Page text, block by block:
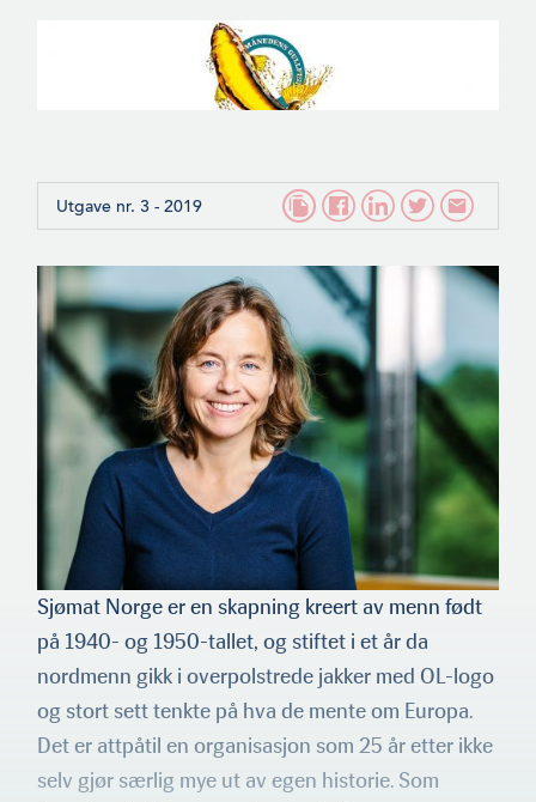
Utgave nr. 3 - 2019
Sjømat Norge er en skapning kreert av menn født
på 1940- og 1950-tallet, og stiftet i et år da
nordmenn gikk i overpolstrede jakker med OL-logo
og stort sett tenkte på hva de mente om Europa.
Det er attpåtil en organisasjon som 25 år etter ikke
selv gjør særlig mye ut av egen historie. Som